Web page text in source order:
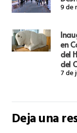
9 de
en
del
del
7 de
Deja una